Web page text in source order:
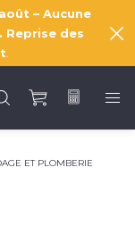
– Aucune
des
ET PLOMBERIE